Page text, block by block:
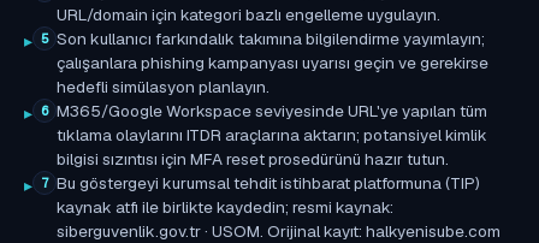
URL/domain için kategori bazlı engelleme uygulayın.
5 Son kullanıcı farkındalık takımına bilgilendirme yayımlayın;
çalışanlara phishing kampanyası uyarısı geçin ve gerekirse
hedefli simülasyon planlayın.
6 M365/Google Workspace seviyesinde URL'ye yapılan tüm
tıklama olaylarını ITDR araçlarına aktarın; potansiyel kimlik
bilgisi sızıntısı için MFA reset prosedürünü hazır tutun.
7 Bu göstergeyi kurumsal tehdit istihbarat platformuna (TIP)
kaynak atfı ile birlikte kaydedin; resmi kaynak:
siberguvenlik.gov.tr · USOM. Orijinal kayıt: halkyenisube.com